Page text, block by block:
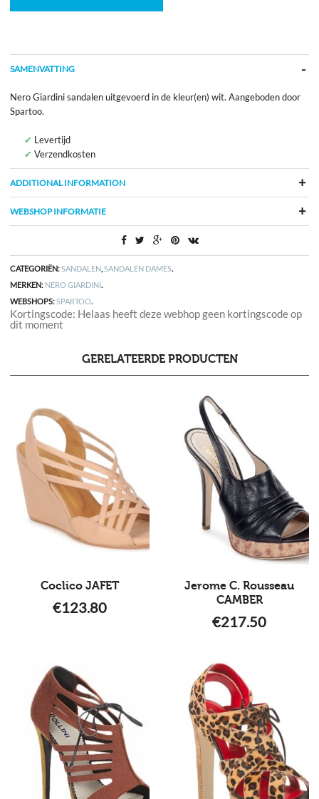
SAMENVATTING
Nero Giardini sandalen uitgevoerd in de kleur(en) wit. Aangeboden door
Spartoo.
Levertijd
Verzendkosten
ADDITIONAL INFORMATION
WEBSHOP INFORMATIE
CATEGORIËN:SANDALEN,SANDALEN DAMES.
MERKEN: NERO GIARDINI.
WEBSHOPS:SPARTOO.
Kortingscode: Helaas heeft deze webhop geen kortingscode op
dit moment
GERELATEERDE PRODUCTEN
Coclico JAFET
€123.80
Jerome C. Rousseau
CAMBER
€217.50